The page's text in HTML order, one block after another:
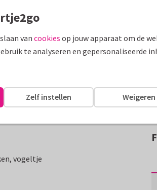
vogeltje
vancookies op jouw apparaat om de
te analyseren en gepersonaliseerde
Weigeren
Zelf instellen